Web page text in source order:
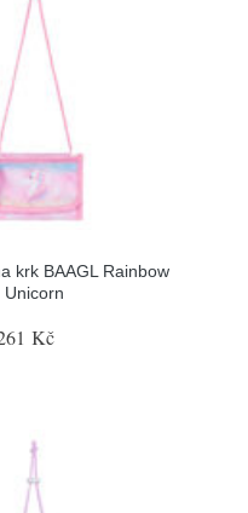
krk BAAGL Rainbow
Unicorn
Kč